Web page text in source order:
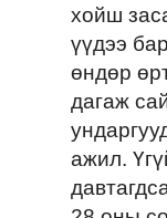
хойш
үүдээ
өндөр
дагаж
ажил.